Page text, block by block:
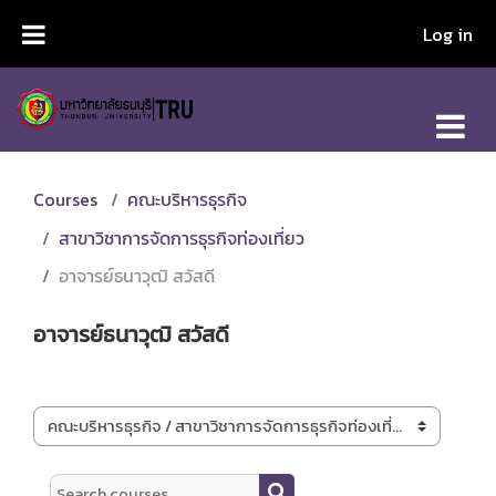
Log in
Courses
คณะบริหารธุรกิจ
สาขาวิชาการจัดการธุรกิจท่องเที่ยว
อาจารย์ธนาวุฒิ สวัสดี
อาจารย์ธนาวุฒิ สวัสดี
Course categories
Search courses